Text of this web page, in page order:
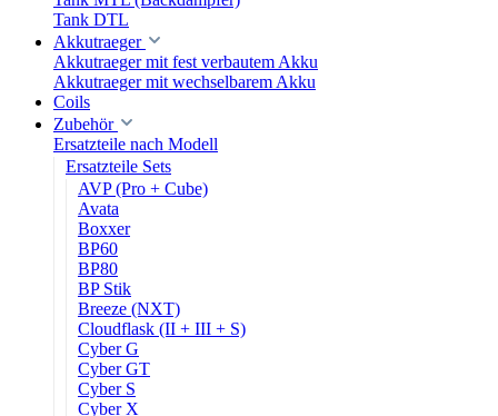
Tank DTL
Akkutraeger
Akkutraeger mit fest verbautem Akku
Akkutraeger mit wechselbarem Akku
Coils
Zubehör
Ersatzteile nach Modell
Ersatzteile Sets
AVP (Pro + Cube)
Avata
Boxxer
BP60
BP80
BP Stik
Breeze (NXT)
Cloudflask (II + III + S)
Cyber G
Cyber GT
Cyber S
Cyber X